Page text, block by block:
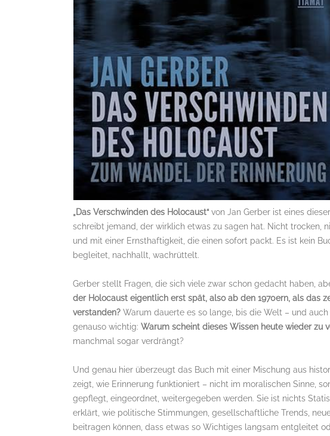
„Das Verschwinden des Holocaust“ von Jan Gerber ist eines
schreibt jemand, der wirklich etwas zu sagen hat. Nicht trocken,
und mit einer Ernsthaftigkeit, die einen sofort packt. Es ist kein
begleitet, nachhallt, wachrüttelt.
Gerber stellt Fragen, die sich viele zwar schon gedacht haben,
der Holocaust eigentlich erst spät, also ab den 1970ern, als das
verstanden? Warum dauerte es so lange, bis die Welt – und
genauso wichtig: Warum scheint dieses Wissen heute wieder zu
manchmal sogar verdrängt?
Und genau hier überzeugt das Buch mit einer Mischung aus
zeigt, wie Erinnerung funktioniert – nicht im moralischen Sinne,
gepflegt, eingeordnet, weitergegeben werden. Sie ist nichts
erklärt, wie politische Stimmungen, gesellschaftliche Trends,
beitragen können, dass etwas so Wichtiges langsam entgleitet